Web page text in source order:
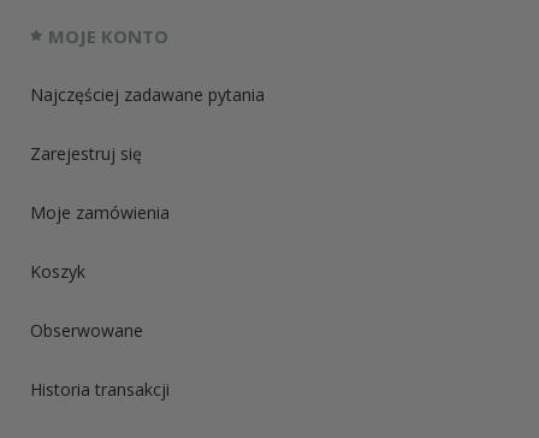
MOJE KONTO
Najczęściej zadawane pytania
Zarejestruj się
Moje zamówienia
Koszyk
Obserwowane
Historia transakcji